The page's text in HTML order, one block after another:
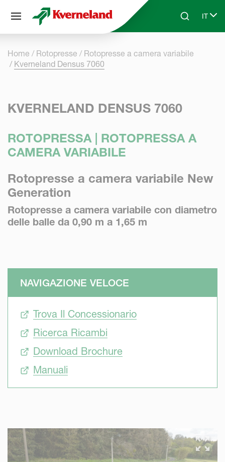
Skip to main contentSearchIT
Select
Home Rotopresse
Rotopresse a camera variabile
Kverneland Densus 7060
KVERNELAND DENSUS 7060
ROTOPRESSA | ROTOPRESSA A
CAMERA VARIABILE
Rotopresse a camera variabile New
Generation
Rotopresse a camera variabile con diametro
delle balle da 0,90 m a 1,65 m
NAVIGAZIONE VELOCE
Trova Il Concessionario
Ricerca Ricambi
Download Brochure
Manuali
Pannello di gestione dei cookies